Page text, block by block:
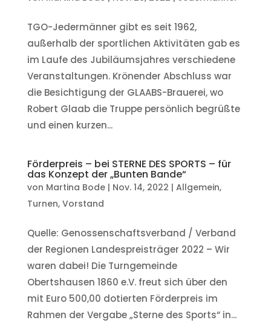
TGO-Jedermänner gibt es seit 1962,
außerhalb der sportlichen Aktivitäten gab es
im Laufe des Jubiläumsjahres verschiedene
Veranstaltungen. Krönender Abschluss war
die Besichtigung der GLAABS-Brauerei, wo
Robert Glaab die Truppe persönlich begrüßte
und einen kurzen...
Förderpreis – bei STERNE DES SPORTS – für
das Konzept der „Bunten Bande“
von Martina Bode| Nov. 14, 2022 | Allgemein,
Turnen, Vorstand
Quelle: Genossenschaftsverband / Verband
der Regionen Landespreisträger 2022 – Wir
waren dabei! Die Turngemeinde
Obertshausen 1860 e.V. freut sich über den
mit Euro 500,00 dotierten Förderpreis im
Rahmen der Vergabe „Sterne des Sports“ in...